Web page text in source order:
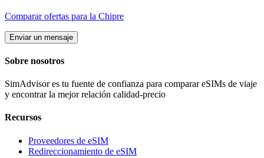
Comparar ofertas para la Chipre
Enviar un mensaje
Sobre nosotros
SimAdvisor es tu fuente de confianza para comparar eSIMs de viaje
y encontrar la mejor relación calidad-precio
Recursos
Proveedores de eSIM
Redireccionamiento de eSIM